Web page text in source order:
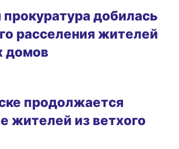
прокуратура добилась
расселения жителей
домов
продолжается
жителей из ветхого